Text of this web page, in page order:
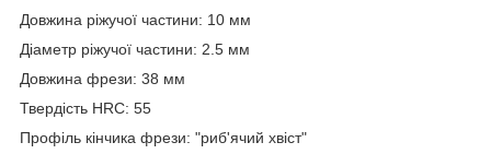
Довжина ріжучої частини: 10 мм
Діаметр ріжучої частини: 2.5 мм
Довжина фрези: 38 мм
Твердість HRC: 55
Профіль кінчика фрези: "риб'ячий хвіст"